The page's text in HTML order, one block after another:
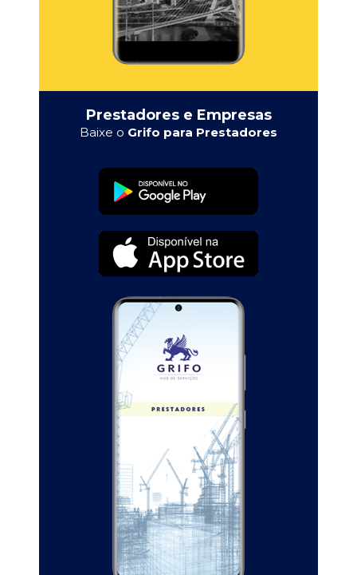
Prestadores e Empresas
Baixe o Grifo para Prestadores